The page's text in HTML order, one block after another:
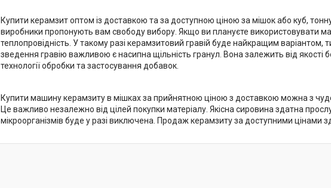
Купити керамзит оптом із доставкою та за доступною ціною за мішок або куб,
виробники пропонують вам свободу вибору. Якщо ви плануєте використовувати
теплопровідність. У такому разі керамзитовий гравій буде найкращим
зведення гравію важливою є насипна щільність гранул. Вона залежить від
технології обробки та застосування добавок.
Купити машину керамзиту в мішках за прийнятною ціною з доставкою можна з
Це важливо незалежно від цілей покупки матеріалу. Якісна сировина здатна
мікроорганізмів буде у разі виключена. Продаж керамзиту за доступними цінами